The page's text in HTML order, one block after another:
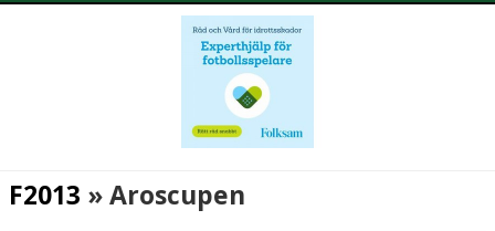
F2013 » Aroscupen